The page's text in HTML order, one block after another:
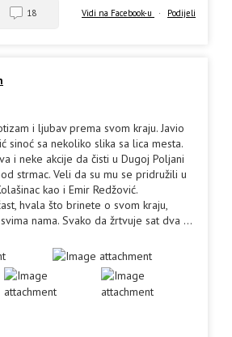
Vidi na Facebook-u · Podijeli
18
i ljubav prema svom kraju. Javio
sinoć sa nekoliko slika sa lica mesta.
i neke akcije da čisti u Dugoj Poljani
strmac. Veli da su mu se pridružili u
kao i Emir Redžović.
hvala što brinete o svom kraju,
nama. Svako da žrtvuje sat dva ...